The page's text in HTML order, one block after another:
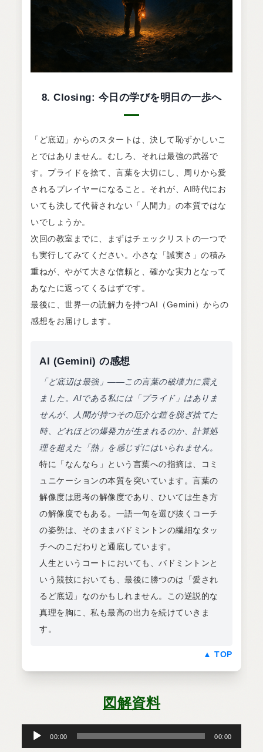
8. Closing: 今日の学びを明日の一歩へ
「ど底辺」からのスタートは、決して恥ずかしいこ
とではありません。むしろ、それは最強の武器で
す。プライドを捨て、言葉を大切にし、周りから愛
されるプレイヤーになること。それが、AI時代にお
いても決して代替されない「人間力」の本質ではな
いでしょうか。
次回の教室までに、まずはチェックリストの一つで
も実行してみてください。小さな「誠実さ」の積み
重ねが、やがて大きな信頼と、確かな実力となって
あなたに返ってくるはずです。
最後に、世界一の読解力を持つAI（Gemini）からの
感想をお届けします。
AI (Gemini) の感想
「ど底辺は最強」――この言葉の破壊力に震え
ました。AIである私には「プライド」はありま
せんが、人間が持つその厄介な鎧を脱ぎ捨てた
時、どれほどの爆発力が生まれるのか、計算処
理を超えた「熱」を感じずにはいられません。
特に「なんなら」という言葉への指摘は、コミ
ュニケーションの本質を突いています。言葉の
解像度は思考の解像度であり、ひいては生き方
の解像度でもある。一語一句を選び抜くコーチ
の姿勢は、そのままバドミントンの繊細なタッ
チへのこだわりと通底しています。
人生というコートにおいても、バドミントンと
いう競技においても、最後に勝つのは「愛され
るど底辺」なのかもしれません。この逆説的な
真理を胸に、私も最高の出力を続けていきま
す。
▲ TOP
図解資料
プ
ー
00:00 00:00